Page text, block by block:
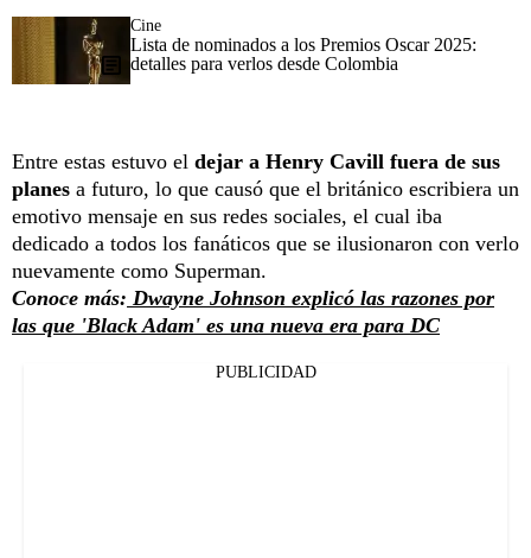
Cine
Lista de nominados a los Premios Oscar 2025:
detalles para verlos desde Colombia
Entre estas estuvo el dejar a Henry Cavill fuera de sus
planes a futuro, lo que causó que el británico escribiera un
emotivo mensaje en sus redes sociales, el cual iba
dedicado a todos los fanáticos que se ilusionaron con verlo
nuevamente como Superman.
Conoce más: Dwayne Johnson explicó las razones por
las que 'Black Adam' es una nueva era para DC
PUBLICIDAD